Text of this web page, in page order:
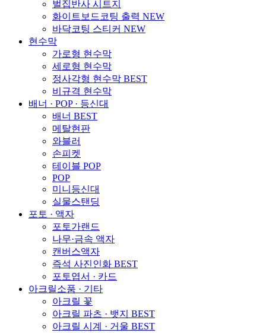
벌집반사 시트지
화이트보드코팅 출력 NEW
바닥코팅 스티커 NEW
현수막
가로형 현수막
세로형 현수막
정사각형 현수막 BEST
비규격 현수막
배너 · POP · 등신대
배너 BEST
메탈현판
와블러
손피켓
테이블 POP
POP
미니등신대
실물스탠딩
포토 · 액자
포토가랜드
나무·금속 액자
캔버스액자
즉석 사진인화 BEST
포토엽서 · 카드
아크릴소품 · 기타
아크릴 꽃
아크릴 파츠 · 뱃지 BEST
아크릴 시계 · 거울 BEST